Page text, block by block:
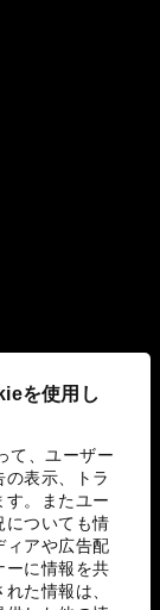
を使用し
て、ユーザー
表示、トラ
す。またユー
についても情
ィアや広告配
ーに情報を共
た情報は、